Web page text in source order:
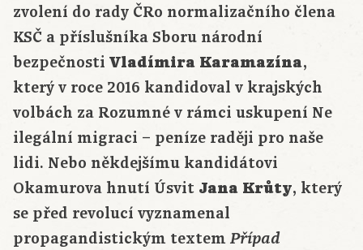
zvolení do rady ČRo normalizačního člena
KSČ a příslušníka Sboru národní
bezpečnosti Vladímira Karamazína,
který v roce 2016 kandidoval v krajských
volbách za Rozumné v rámci uskupení Ne
ilegální migraci – peníze raději pro naše
lidi. Nebo někdejšímu kandidátovi
Okamurova hnutí Úsvit Jana Krůty, který
se před revolucí vyznamenal
propagandistickým textem Případ